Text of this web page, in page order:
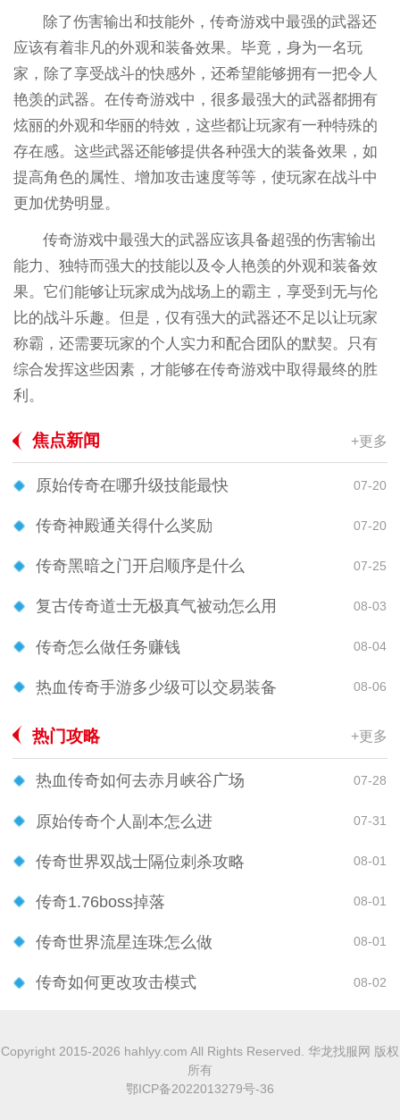
除了伤害输出和技能外，传奇游戏中最强的武器还
应该有着非凡的外观和装备效果。毕竟，身为一名玩
家，除了享受战斗的快感外，还希望能够拥有一把令人
艳羡的武器。在传奇游戏中，很多最强大的武器都拥有
炫丽的外观和华丽的特效，这些都让玩家有一种特殊的
存在感。这些武器还能够提供各种强大的装备效果，如
提高角色的属性、增加攻击速度等等，使玩家在战斗中
更加优势明显。
传奇游戏中最强大的武器应该具备超强的伤害输出
能力、独特而强大的技能以及令人艳羡的外观和装备效
果。它们能够让玩家成为战场上的霸主，享受到无与伦
比的战斗乐趣。但是，仅有强大的武器还不足以让玩家
称霸，还需要玩家的个人实力和配合团队的默契。只有
综合发挥这些因素，才能够在传奇游戏中取得最终的胜
利。
焦点新闻 +更多
原始传奇在哪升级技能最快 07-20
传奇神殿通关得什么奖励 07-20
传奇黑暗之门开启顺序是什么 07-25
复古传奇道士无极真气被动怎么用 08-03
传奇怎么做任务赚钱 08-04
热血传奇手游多少级可以交易装备 08-06
热门攻略 +更多
热血传奇如何去赤月峡谷广场 07-28
原始传奇个人副本怎么进 07-31
传奇世界双战士隔位刺杀攻略 08-01
传奇1.76boss掉落 08-01
传奇世界流星连珠怎么做 08-01
传奇如何更改攻击模式 08-02
Copyright 2015-2026 hahlyy.com All Rights Reserved. 华龙找服网 版权
所有
鄂ICP备2022013279号-36